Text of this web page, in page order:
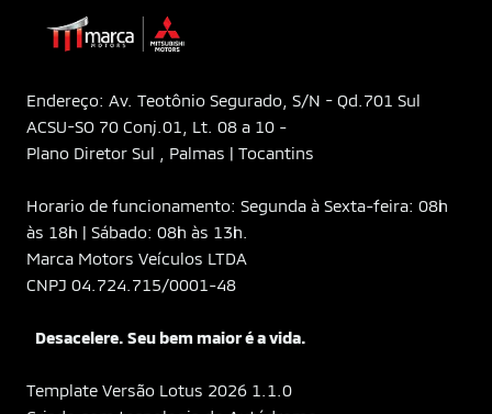
Endereço: Av. Teotônio Segurado, S/N - Qd.701 Sul
ACSU-SO 70 Conj.01, Lt. 08 a 10 -
Plano Diretor Sul , Palmas | Tocantins
Horario de funcionamento: Segunda à Sexta-feira: 08h
às 18h | Sábado: 08h às 13h.
Marca Motors Veículos LTDA
CNPJ 04.724.715/0001-48
Desacelere. Seu bem maior é a vida.
Template Versão Lotus 2026 1.1.0